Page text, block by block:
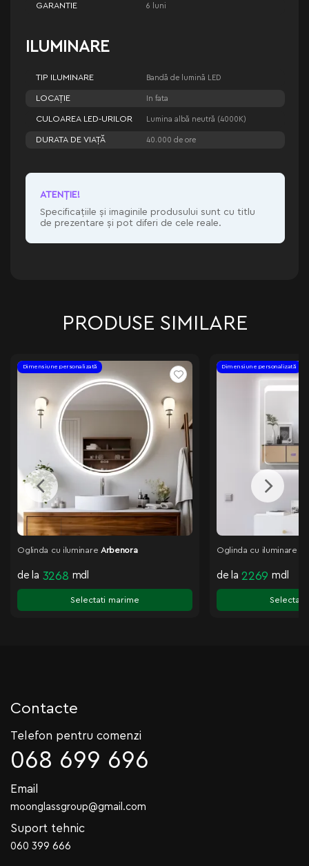
GARANTIE 6 luni
ILUMINARE
TIP ILUMINARE Bandă de lumină LED
LOCAȚIE In fata
CULOAREA LED-URILOR Lumina albă neutră (4000K)
DURATA DE VIAȚĂ 40.000 de ore
ATENŢIE!
Specificațiile și imaginile produsului sunt cu titlu
de prezentare și pot diferi de cele reale.
PRODUSE SIMILARE
Dimensiune personalizată
Oglinda cu iluminare Arbenora
de la 3268 mdl
Selectati marime
Dimensiune personalizată
Oglinda cu iluminare
de la 2269 mdl
Selectati
Contacte
Telefon pentru comenzi
068 699 696
Email
moonglassgroup@gmail.com
Suport tehnic
060 399 666